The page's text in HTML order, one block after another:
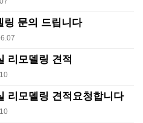
링 문의 드립니다
리모델링 견적
리모델링 견적요청합니다